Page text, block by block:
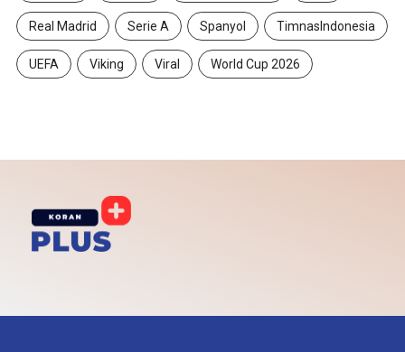
Real Madrid Serie A Spanyol TimnasIndonesia
UEFA Viking Viral World Cup 2026